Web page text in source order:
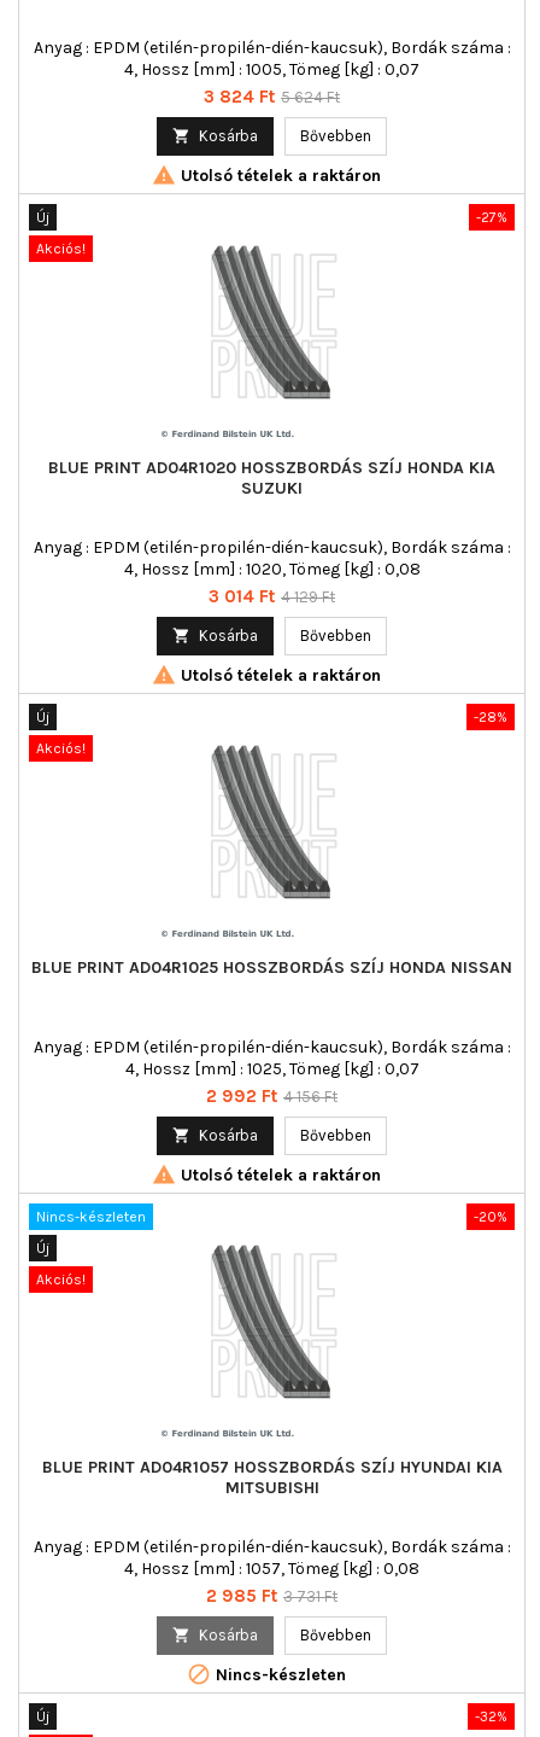
Anyag : EPDM (etilén-propilén-dién-kaucsuk), Bordák száma :
4, Hossz [mm] : 1005, Tömeg [kg] : 0,07
Ár
3 824 Ft Normál
5 624 Ft
 Kosárba Bővebben
 Utolsó tételek a raktáron
-27%
Új
Akciós!
BLUE PRINT AD04R1020 HOSSZBORDÁS SZÍJ HONDA KIA
SUZUKI
Anyag : EPDM (etilén-propilén-dién-kaucsuk), Bordák száma :
4, Hossz [mm] : 1020, Tömeg [kg] : 0,08
Ár
3 014 Ft Normál
4 129 Ft
 Kosárba Bővebben
 Utolsó tételek a raktáron
-28%
Új
Akciós!
BLUE PRINT AD04R1025 HOSSZBORDÁS SZÍJ HONDA NISSAN
Anyag : EPDM (etilén-propilén-dién-kaucsuk), Bordák száma :
4, Hossz [mm] : 1025, Tömeg [kg] : 0,07
Ár
2 992 Ft Normál
4 156 Ft
 Kosárba Bővebben
 Utolsó tételek a raktáron
-20%
Nincs-készleten
Új
Akciós!
BLUE PRINT AD04R1057 HOSSZBORDÁS SZÍJ HYUNDAI KIA
MITSUBISHI
Anyag : EPDM (etilén-propilén-dién-kaucsuk), Bordák száma :
4, Hossz [mm] : 1057, Tömeg [kg] : 0,08
Ár
2 985 Ft Normál
3 731 Ft
 Kosárba Bővebben
 Nincs-készleten
-32%
Új